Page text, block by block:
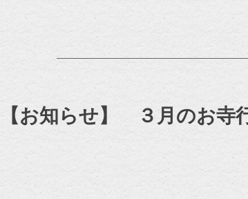
【お知らせ】 ３月のお寺